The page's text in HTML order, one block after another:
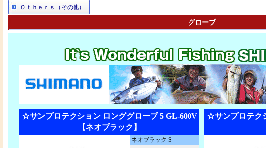
Ｏｔｈｅｒｓ（その他）
グローブ
☆サンプロテクション ロンググローブ 5 GL-600V
【ネオブラック】
ネオブラック S
☆サンプロテク